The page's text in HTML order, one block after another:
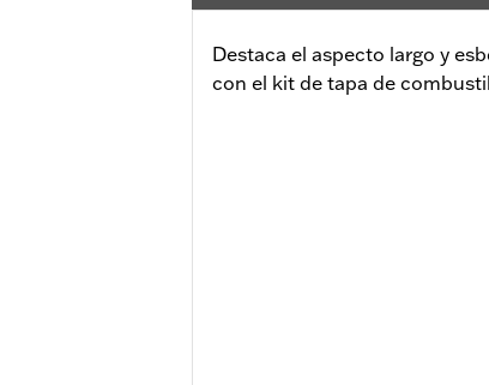
Destaca el aspecto largo y
con el kit de tapa de